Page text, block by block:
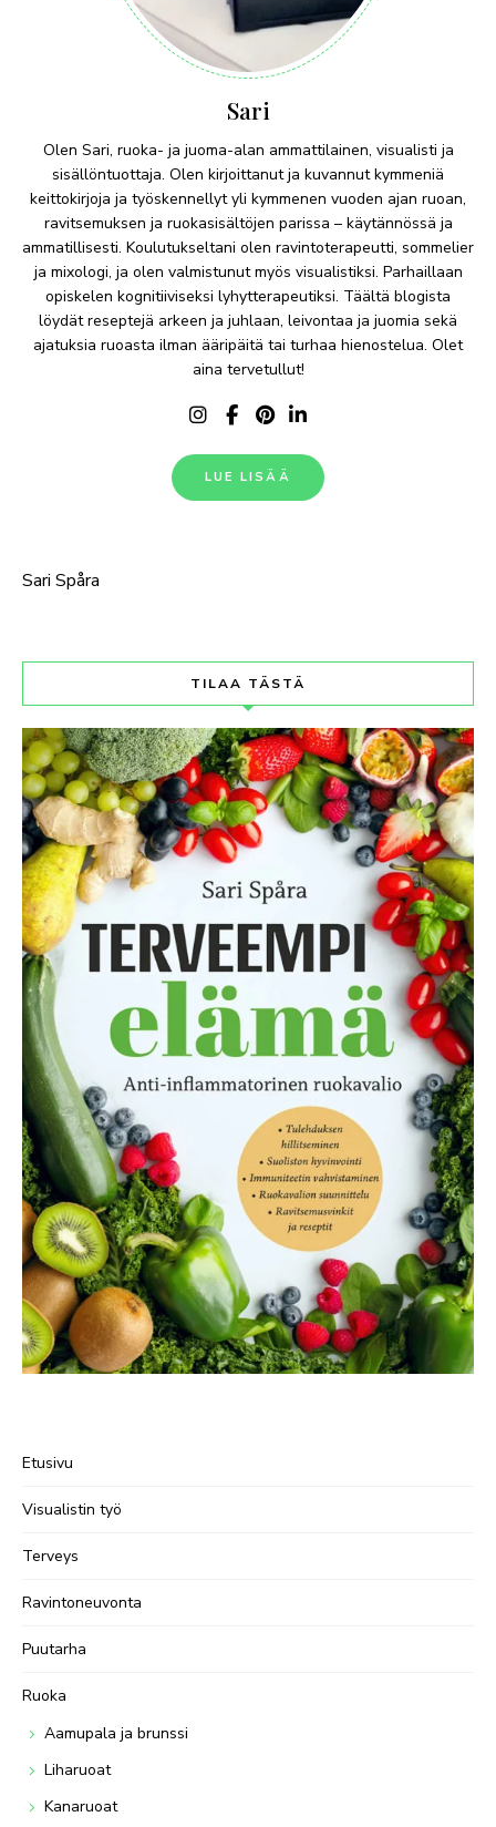
Sari
Olen Sari, ruoka- ja juoma-alan ammattilainen, visualisti ja
sisällöntuottaja. Olen kirjoittanut ja kuvannut kymmeniä
keittokirjoja ja työskennellyt yli kymmenen vuoden ajan ruoan,
ravitsemuksen ja ruokasisältöjen parissa – käytännössä ja
ammatillisesti. Koulutukseltani olen ravintoterapeutti, sommelier
ja mixologi, ja olen valmistunut myös visualistiksi. Parhaillaan
opiskelen kognitiiviseksi lyhytterapeutiksi. Täältä blogista
löydät reseptejä arkeen ja juhlaan, leivontaa ja juomia sekä
ajatuksia ruoasta ilman ääripäitä tai turhaa hienostelua. Olet
aina tervetullut!
LUE LISÄÄ
Sari Spåra
TILAA TÄSTÄ
Etusivu
Visualistin työ
Terveys
Ravintoneuvonta
Puutarha
Ruoka
Aamupala ja brunssi
Liharuoat
Kanaruoat